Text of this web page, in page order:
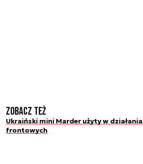
Zobacz też
Ukraiński mini Marder użyty w
frontowych